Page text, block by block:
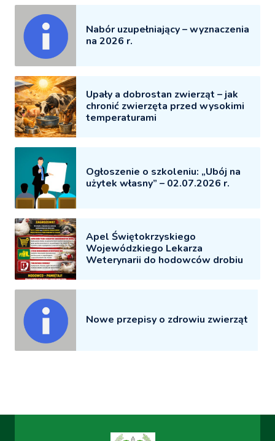
Nabór uzupełniający – wyznaczenia
na 2026 r.
Upały a dobrostan zwierząt – jak
chronić zwierzęta przed wysokimi
temperaturami
Ogłoszenie o szkoleniu: „Ubój na
użytek własny” – 02.07.2026 r.
Apel Świętokrzyskiego
Wojewódzkiego Lekarza
Weterynarii do hodowców drobiu
Nowe przepisy o zdrowiu zwierząt